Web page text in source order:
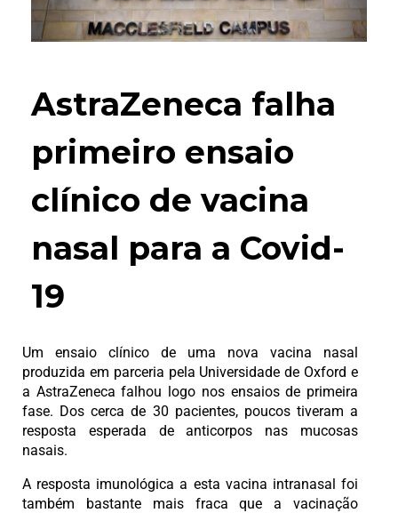
AstraZeneca falha
primeiro ensaio
clínico de vacina
nasal para a Covid-
19
Um ensaio clínico de uma nova vacina nasal
produzida em parceria pela Universidade de Oxford e
a AstraZeneca falhou logo nos ensaios de primeira
fase. Dos cerca de 30 pacientes, poucos tiveram a
resposta esperada de anticorpos nas mucosas
nasais.
A resposta imunológica a esta vacina intranasal foi
também bastante mais fraca que a vacinação